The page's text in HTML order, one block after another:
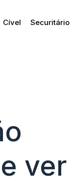
Cível Securitário
ver